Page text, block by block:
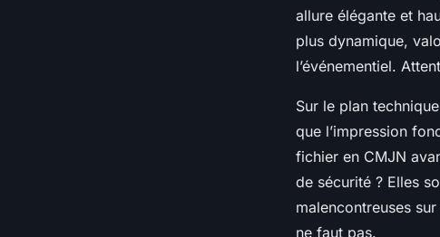
allure élégante et
plus dynamique,
l’événementiel.
Sur le plan
que l’impression
fichier en CMJN
de sécurité ? Elles
malencontreuses
ne faut pas.